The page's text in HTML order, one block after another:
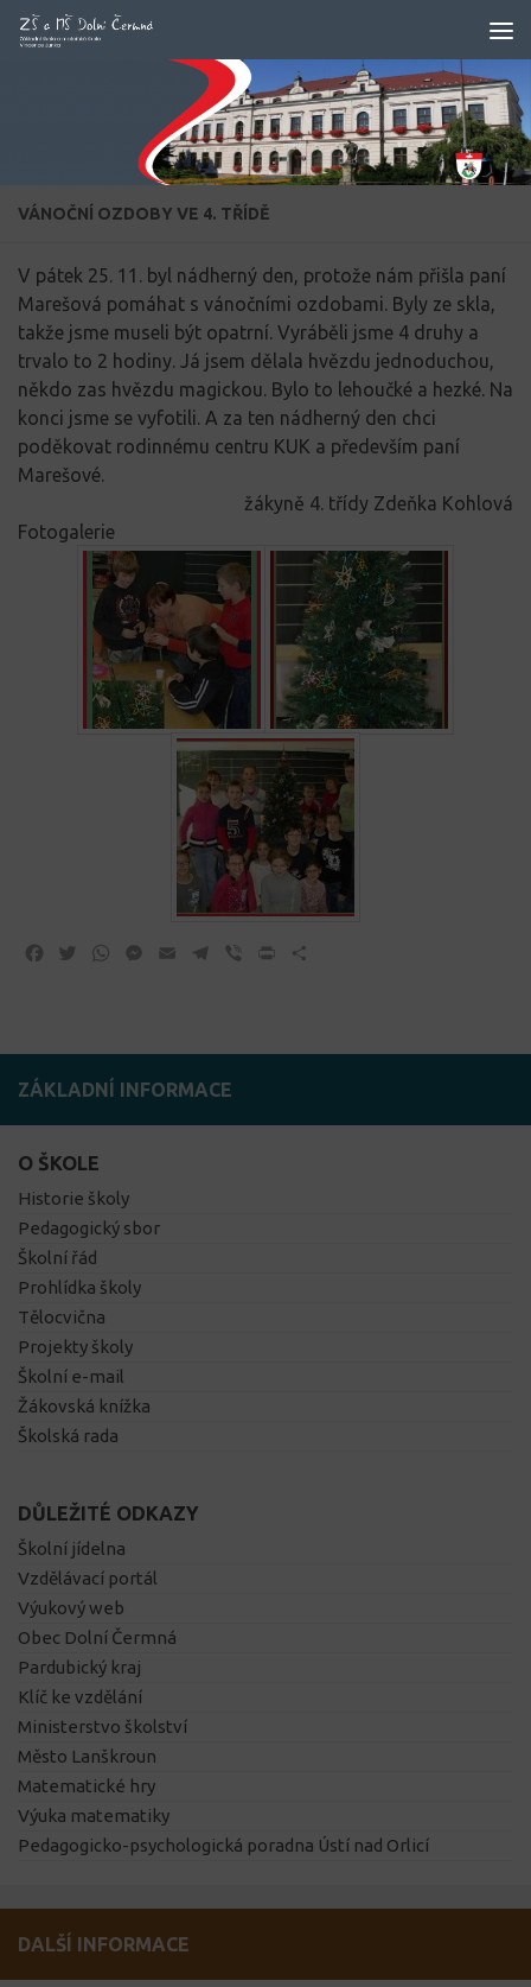
Skip to content
VÁNOČNÍ OZDOBY VE 4. TŘÍDĚ
V pátek 25. 11. byl nádherný den, protože nám přišla paní
Marešová pomáhat s vánočními ozdobami. Byly ze skla,
takže jsme museli být opatrní. Vyráběli jsme 4 druhy a
trvalo to 2 hodiny. Já jsem dělala hvězdu jednoduchou,
někdo zas hvězdu magickou. Bylo to lehoučké a hezké. Na
konci jsme se vyfotili. A za ten nádherný den chci
poděkovat rodinnému centru KUK a především paní
Marešové.
žákyně 4. třídy Zdeňka Kohlová
Fotogalerie
Facebook
TwitterWhatsApp
Messenger
Email Telegram
Viber Print
ZÁKLADNÍ INFORMACE
O ŠKOLE
Historie školy
Pedagogický sbor
Školní řád
Prohlídka školy
Tělocvična
Projekty školy
Školní e-mail
Žákovská knížka
Školská rada
DŮLEŽITÉ ODKAZY
Školní jídelna
Vzdělávací portál
Výukový web
Obec Dolní Čermná
Pardubický kraj
Klíč ke vzdělání
Ministerstvo školství
Město Lanškroun
Matematické hry
Výuka matematiky
Pedagogicko-psychologická poradna Ústí nad Orlicí
DALŠÍ INFORMACE